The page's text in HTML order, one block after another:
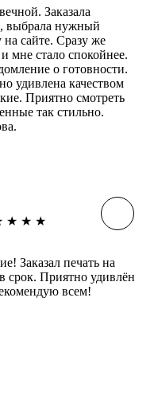
Заказала
выбрала нужный
сайте. Сразу же
мне стало спокойнее.
о готовности.
удивлена качеством
Приятно смотреть
так стильно.
★ ★ ★
Заказал печать на
срок. Приятно удивлён
всем!